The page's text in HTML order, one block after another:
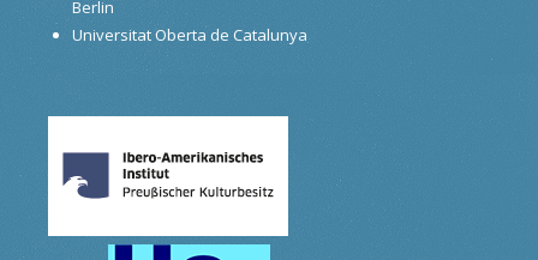
Berlin
Universitat Oberta de Catalunya